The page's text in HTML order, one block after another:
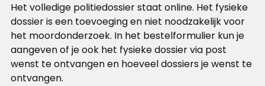
Het volledige politiedossier staat online. Het fysieke
dossier is een toevoeging en niet noodzakelijk voor
het moordonderzoek. In het bestelformulier kun je
aangeven of je ook het fysieke dossier via post
wenst te ontvangen en hoeveel dossiers je wenst te
ontvangen.